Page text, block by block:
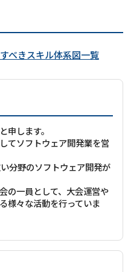
べきスキル体系図一覧
申します。
てソフトウェア開発業を営
分野のソフトウェア開発が
の一員として、大会運営や
様々な活動を行っていま